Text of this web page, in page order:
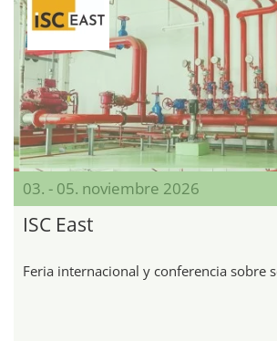
03. - 05. noviembre 2026
ISC East
Feria internacional y conferencia sobre